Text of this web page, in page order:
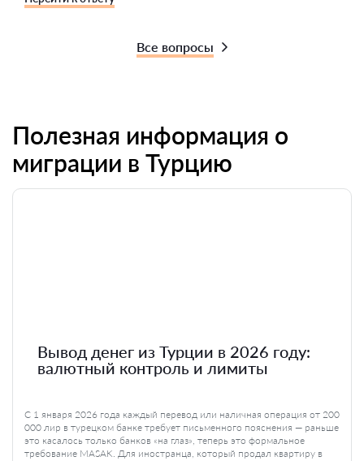
Все вопросы
Полезная информация о
миграции в Турцию
Вывод денег из Турции в 2026 году:
валютный контроль и лимиты
С 1 января 2026 года каждый перевод или наличная операция от 200
000 лир в турецком банке требует письменного пояснения — раньше
это касалось только банков «на глаз», теперь это формальное
требование MASAK. Для иностранца, который продал квартиру в